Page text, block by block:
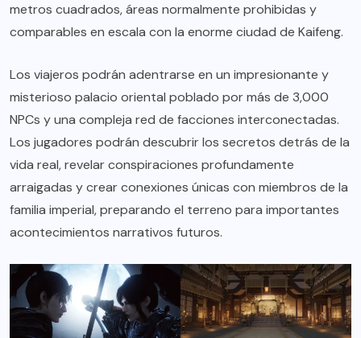
metros cuadrados, áreas normalmente prohibidas y
comparables en escala con la enorme ciudad de Kaifeng.
Los viajeros podrán adentrarse en un impresionante y
misterioso palacio oriental poblado por más de 3,000
NPCs y una compleja red de facciones interconectadas.
Los jugadores podrán descubrir los secretos detrás de la
vida real, revelar conspiraciones profundamente
arraigadas y crear conexiones únicas con miembros de la
familia imperial, preparando el terreno para importantes
acontecimientos narrativos futuros.